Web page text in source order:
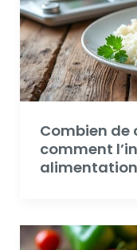
Combien de
comment